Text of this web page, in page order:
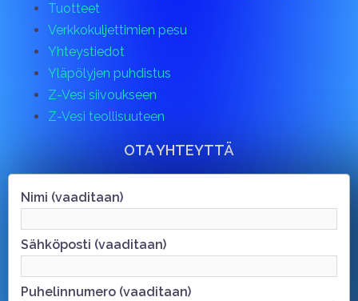
Tuotteet
Verkkokuljettimien pesu
Yhteystiedot
Yläpölyjen puhdistus
Z-Vesi siivoukseen
Z-Vesi teollisuuteen
OTA YHTEYTTÄ
Nimi (vaaditaan)
Sähköposti (vaaditaan)
Puhelinnumero (vaaditaan)